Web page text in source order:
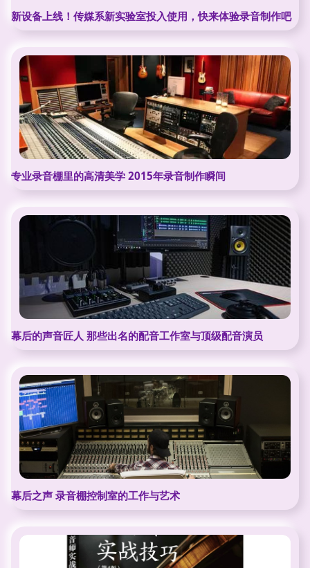
新设备上线！传媒系新实验室投入使用，快来体验录音制作吧
专业录音棚里的高清美学 2015年录音制作瞬间
幕后的声音匠人 那些出名的配音工作室与顶级配音演员
幕后之声 录音棚控制室的工作与艺术